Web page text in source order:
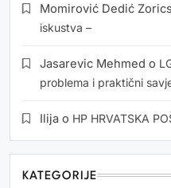
Momirović Dedić Zorics
iskustva –
Jasarevic Mehmed o
problema i praktični
Ilija o HP HRVATSKA
KATEGORIJE